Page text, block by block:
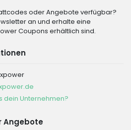
oder Angebote verfügbar?
an und erhalte eine
Coupons erhältlich sind.
dein Unternehmen?
Angebote